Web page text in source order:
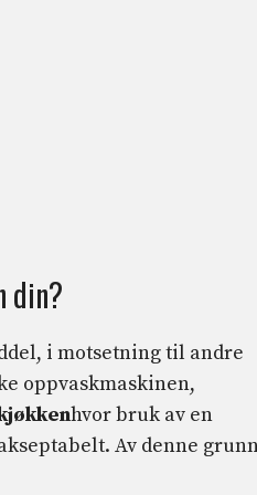
din?
i motsetning til andre
oppvaskmaskinen,
hvor bruk av en
Av denne